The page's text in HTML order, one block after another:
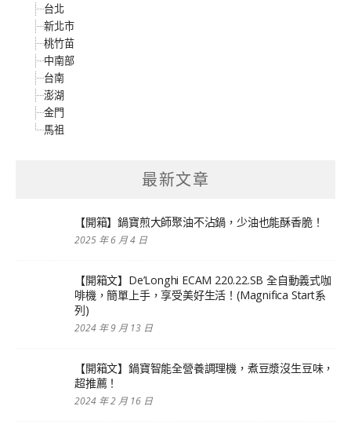
台北
新北市
桃竹苗
中南部
台南
澎湖
金門
馬祖
最新文章
【開箱】鍋寶煎大師聚油不沾鍋，少油也能酥香脆！
2025 年 6 月 4 日
【開箱文】De’Longhi ECAM 220.22.SB 全自動義式咖
啡機，簡單上手，享受美好生活！(Magnifica Start系
列)
2024 年 9 月 13 日
【開箱文】鍋寶智能全營養調理機，煮豆漿沒生豆味，
超推薦！
2024 年 2 月 16 日